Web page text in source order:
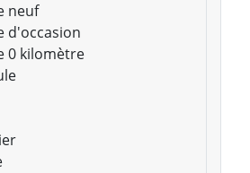
neuf
d'occasion
0 kilomètre